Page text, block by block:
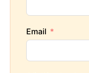
Email